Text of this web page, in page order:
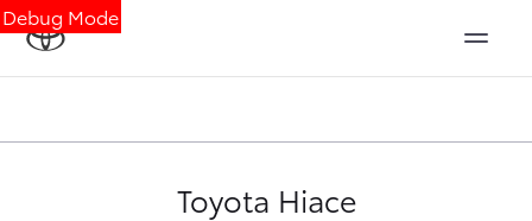
Debug Mode
Toyota Hiace